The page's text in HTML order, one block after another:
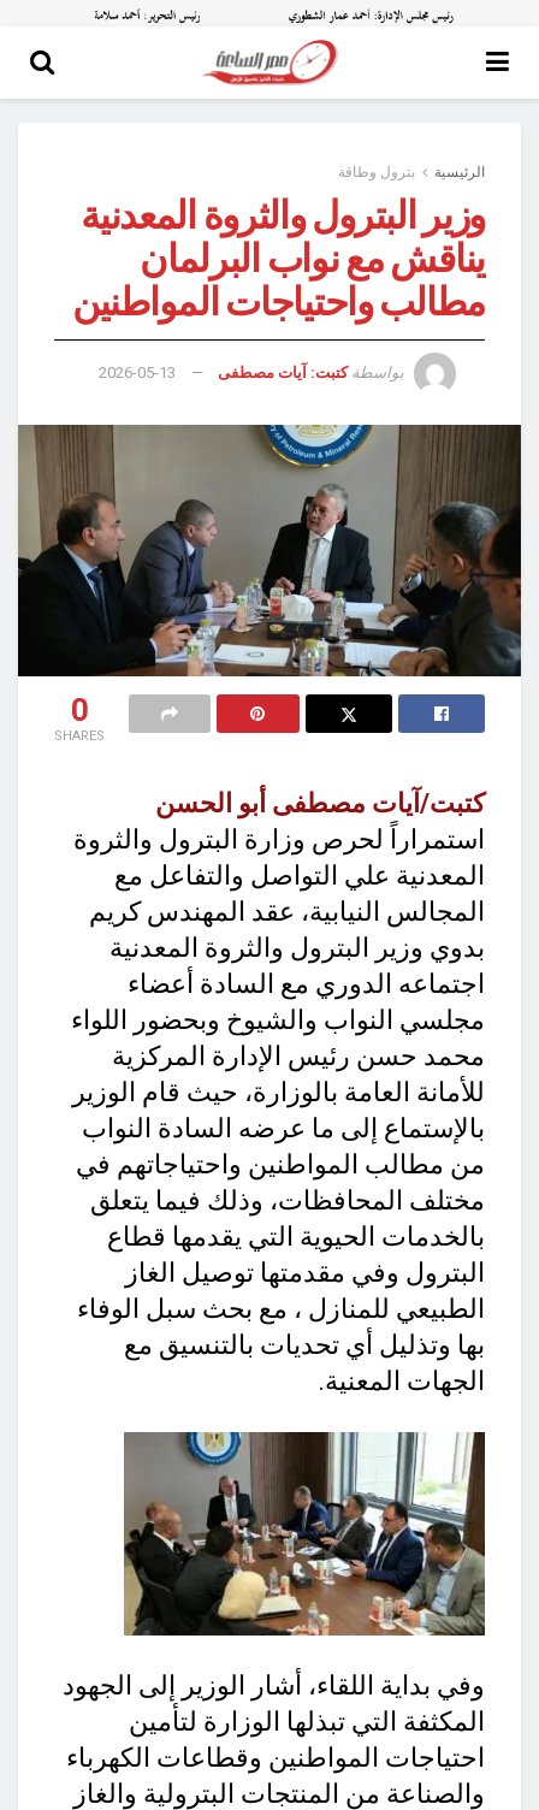
الرئيسية بترول وطاقة
وزير البترول والثروة المعدنية
يناقش مع نواب البرلمان
مطالب واحتياجات المواطنين
بواسطة كتبت: آيات مصطفى 2026-05-13
0
SHARES
كتبت/آيات مصطفى أبو الحسن
استمراراً لحرص وزارة البترول والثروة
المعدنية علي التواصل والتفاعل مع
المجالس النيابية، عقد المهندس كريم
بدوي وزير البترول والثروة المعدنية
اجتماعه الدوري مع السادة أعضاء
مجلسي النواب والشيوخ وبحضور اللواء
محمد حسن رئيس الإدارة المركزية
للأمانة العامة بالوزارة، حيث قام الوزير
بالإستماع إلى ما عرضه السادة النواب
من مطالب المواطنين واحتياجاتهم في
مختلف المحافظات، وذلك فيما يتعلق
بالخدمات الحيوية التي يقدمها قطاع
البترول وفي مقدمتها توصيل الغاز
الطبيعي للمنازل ، مع بحث سبل الوفاء
بها وتذليل أي تحديات بالتنسيق مع
الجهات المعنية.
وفي بداية اللقاء، أشار الوزير إلى الجهود
المكثفة التي تبذلها الوزارة لتأمين
احتياجات المواطنين وقطاعات الكهرباء
والصناعة من المنتجات البترولية والغاز